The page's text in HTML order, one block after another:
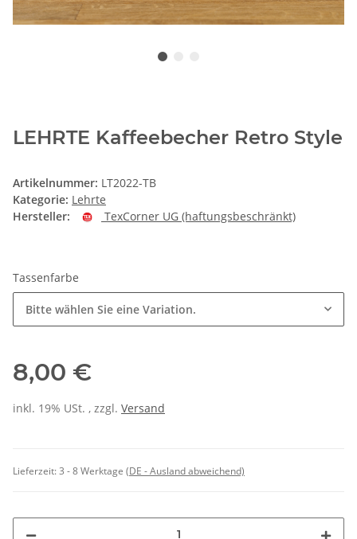
LEHRTE Kaffeebecher Retro Style
Artikelnummer: LT2022-TB
Kategorie: Lehrte
Hersteller:
TexCorner UG (haftungsbeschränkt)
Tassenfarbe
Bitte wählen Sie eine Variation.
8,00 €
inkl. 19% USt. , zzgl. Versand
Lieferzeit:3 - 8 Werktage (DE - Ausland abweichend)